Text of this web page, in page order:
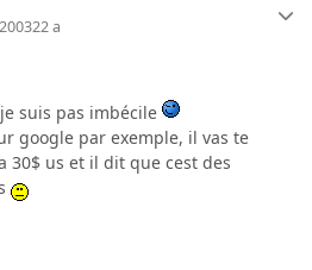
22 a
suis pas imbécile
google par exemple, il vas te
30$ us et il dit que cest des